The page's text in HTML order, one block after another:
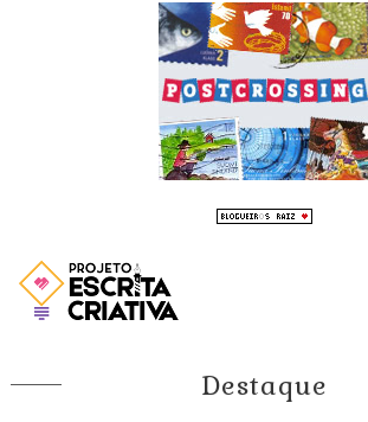
Destaque